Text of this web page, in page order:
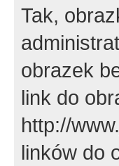
Tak,
obrazek
link do
http://
linków do